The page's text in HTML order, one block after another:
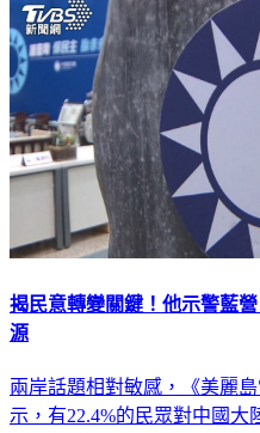
揭民意轉變關鍵！他示警藍
源
兩岸話題相對敏感，《美麗
示，有22.4%的民眾對中國